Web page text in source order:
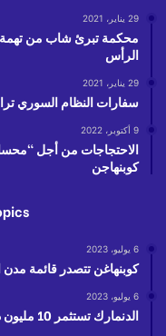
29 يناير، 2021
محكمة تبرئ شاب من تهمة
الرأس
29 يناير، 2021
سفارات النظام السوري
9 أكتوبر، 2022
الاحتجاجات من أجل
كوبنهاجن
6 يوليو، 2023
كوبنهاغن تتصدر قائمة مدن
6 يوليو، 2023
الدنمارك تستثمر 10 مليون دولار في مشاريع المياه والطاقة في إثيوبيا